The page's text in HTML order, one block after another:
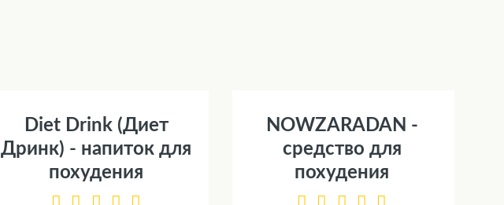
Diet Drink (Диет
Дринк) - напиток для
похудения
NOWZARADAN -
средство для
похудения